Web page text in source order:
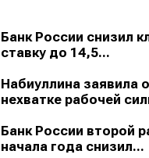
Банк России снизил
ставку до 14,5...
Набиуллина заявила о
нехватке рабочей
Банк России второй
начала года снизил...